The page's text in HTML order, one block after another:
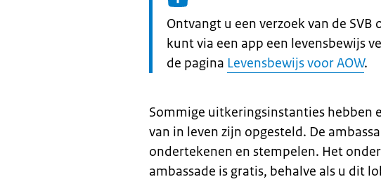
Informatie:
Ontvangt u een verzoek van de
kunt via een app een levensbewijs
de pagina Levensbewijs voor AOW.
Sommige uitkeringsinstanties hebben
van in leven zijn opgesteld. De
ondertekenen en stempelen. Het
ambassade is gratis, behalve als u dit